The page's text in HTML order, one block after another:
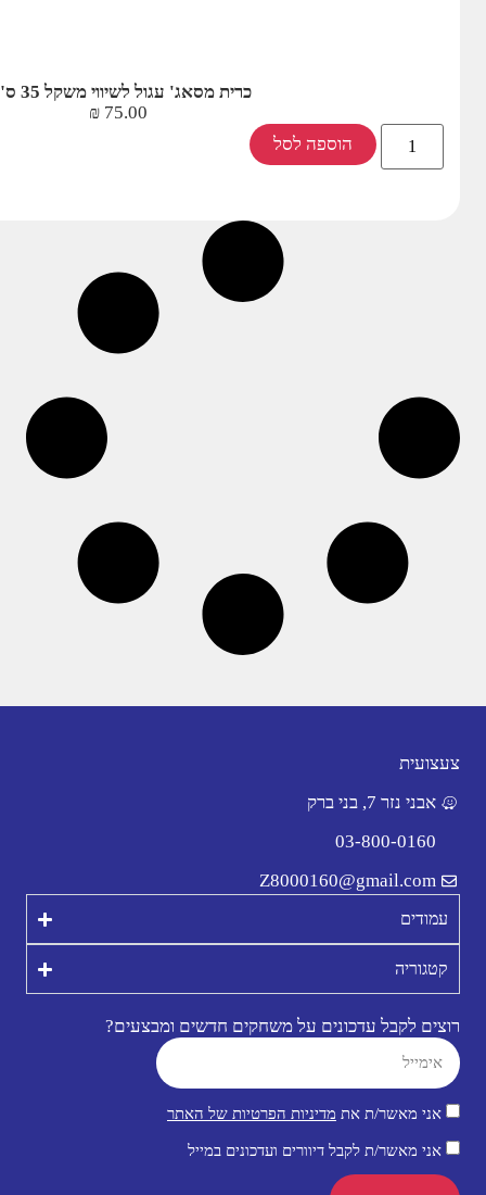
כרית מסאג' עגול לשיווי משקל 35 ס"מ
75.00
₪
הוספה לסל
צעצועית
אבני נזר 7, בני ברק
03-800-0160
Z8000160@gmail.com
עמודים
קטגוריה
רוצים לקבל עדכונים על משחקים חדשים ומבצעים?
אני מאשר/ת את מדיניות הפרטיות של האתר
אני מאשר/ת לקבל דיוורים ועדכונים במייל